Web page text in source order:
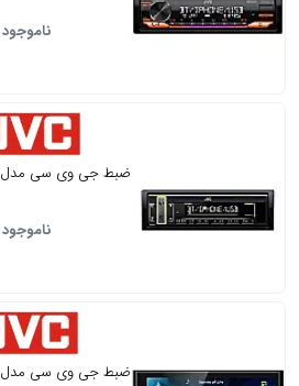
ناموجود
ضبط جی وی سی مدل KD-X368BT
ناموجود
ضبط جی وی سی مدل KW-M560BT